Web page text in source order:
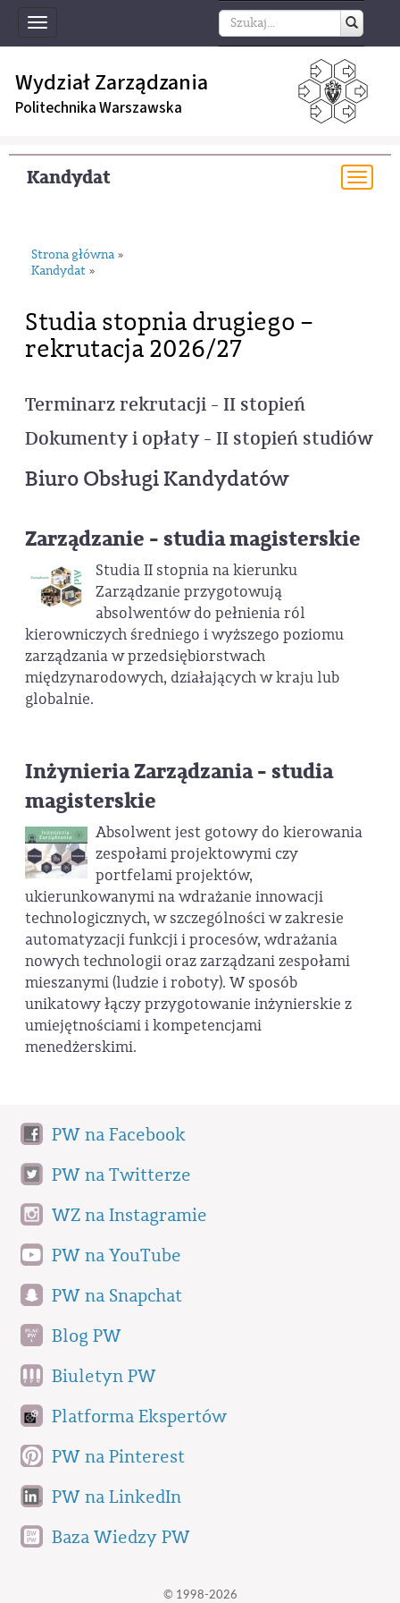
Toggle
navigation
Wydział Zarządzania
Politechnika Warszawska
Kandydat
Strona główna »
Kandydat »
Studia stopnia drugiego –
rekrutacja 2026/27
Terminarz rekrutacji - II stopień
Dokumenty i opłaty - II stopień studiów
Biuro Obsługi Kandydatów
Zarządzanie - studia magisterskie
Studia II stopnia na kierunku
Zarządzanie przygotowują
absolwentów do pełnienia ról
kierowniczych średniego i wyższego poziomu
zarządzania w przedsiębiorstwach
międzynarodowych, działających w kraju lub
globalnie.
Inżynieria Zarządzania - studia
magisterskie
Absolwent jest gotowy do kierowania
zespołami projektowymi czy
portfelami projektów,
ukierunkowanymi na wdrażanie innowacji
technologicznych, w szczególności w zakresie
automatyzacji funkcji i procesów, wdrażania
nowych technologii oraz zarządzani zespołami
mieszanymi (ludzie i roboty). W sposób
unikatowy łączy przygotowanie inżynierskie z
umiejętnościami i kompetencjami
menedżerskimi.
PW na Facebook
PW na Twitterze
WZ na Instagramie
PW na YouTube
PW na Snapchat
Blog PW
Biuletyn PW
Platforma Ekspertów
PW na Pinterest
PW na LinkedIn
Baza Wiedzy PW
© 1998-2026